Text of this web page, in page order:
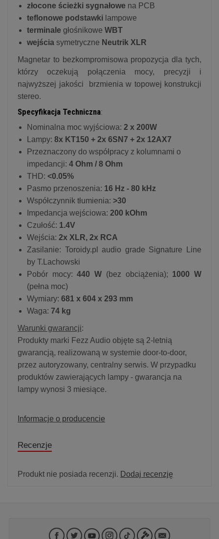
złocone ścieżki sygnałowe na PCB
teflonowe podstawki lampowe
terminale głośnikowe WBT
wejścia symetryczne Neutrik XLR
Magnetar to bezkompromisowa propozycja dla tych,
którzy oczekują połączenia mocy, precyzji i
najwyższej jakości brzmienia w topowej konstrukcji
stereo.
Specyfikacja Techniczna:
Nominalna moc wyjściowa: 2 x 200W
Lampy: 8x KT150 + 2x 6SN7 + 2x 12AX7
Przeznaczony do współpracy z kolumnami o
impedancji: 4 Ohm / 8 Ohm
THD: <0.05%
Pasmo przenoszenia: 16 Hz - 80 kHz
Współczynnik tłumienia: >30
Impedancja wejściowa: 200 kOhm
Czułość: 1.4V
Wejścia: 2x XLR, 2x RCA
Zasilanie: Toroidy.pl audio grade Signature Line
by T.Lachowski
Pobór mocy: 440 W (bez obciążenia); 1000 W
(pełna moc)
Wymiary: 681 x 604 x 293 mm
Waga: 74 kg
Warunki gwarancji:
Produkty marki Fezz Audio objęte są 2-letnią
gwarancją, realizowaną w systemie door-to-door,
przez autoryzowany, centralny serwis. W przypadku
produktów zawierających lampy - gwarancja na
lampy wynosi 3 miesiące.
Informacje o producencie
Recenzje
Produkt nie posiada recenzji. Dodaj recenzję